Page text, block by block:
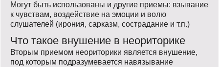
Могут быть использованы и другие приемы: взывание
к чувствам, воздействие на эмоции и волю
слушателей (ирония, сарказм, сострадание и т.п.)
Что такое внушение в неориторике
Вторым приемом неориторики является внушение,
под которым подразумевается навязывание